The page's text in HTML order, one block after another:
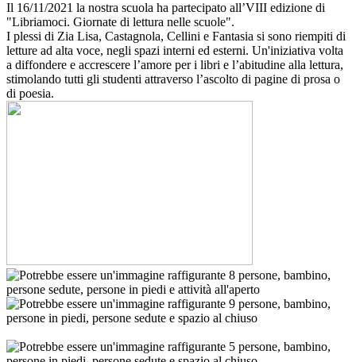
Il 16/11/2021 la nostra scuola ha partecipato all’VIII edizione di
"Libriamoci. Giornate di lettura nelle scuole".
I plessi di Zia Lisa, Castagnola, Cellini e Fantasia si sono riempiti di
letture ad alta voce, negli spazi interni ed esterni. Un'iniziativa volta
a diffondere e accrescere l’amore per i libri e l’abitudine alla lettura,
stimolando tutti gli studenti attraverso l’ascolto di pagine di prosa o
di poesia.